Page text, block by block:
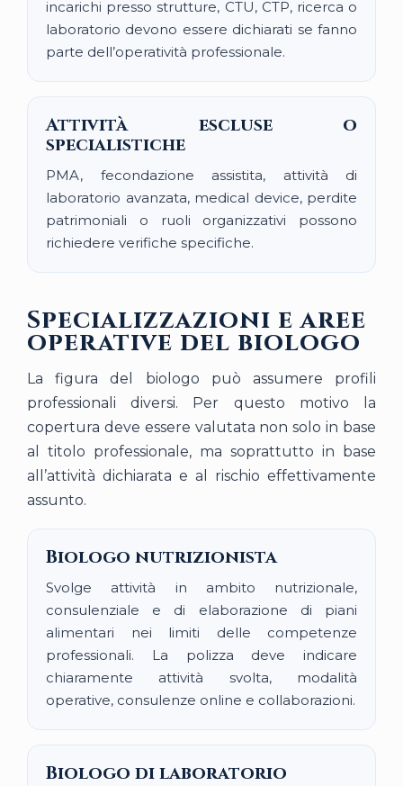
incarichi presso strutture, CTU, CTP, ricerca o
laboratorio devono essere dichiarati se fanno
parte dell’operatività professionale.
Attività escluse o
specialistiche
PMA, fecondazione assistita, attività di
laboratorio avanzata, medical device, perdite
patrimoniali o ruoli organizzativi possono
richiedere verifiche specifiche.
Specializzazioni e aree
operative del biologo
La figura del biologo può assumere profili
professionali diversi. Per questo motivo la
copertura deve essere valutata non solo in base
al titolo professionale, ma soprattutto in base
all’attività dichiarata e al rischio effettivamente
assunto.
Biologo nutrizionista
Svolge attività in ambito nutrizionale,
consulenziale e di elaborazione di piani
alimentari nei limiti delle competenze
professionali. La polizza deve indicare
chiaramente attività svolta, modalità
operative, consulenze online e collaborazioni.
Biologo di laboratorio